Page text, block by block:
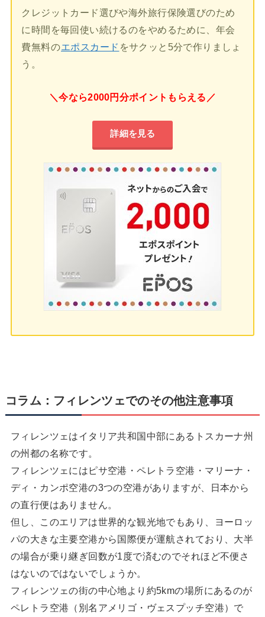
クレジットカード選びや海外旅行保険選びのため
に時間を毎回使い続けるのをやめるために、年会
費無料のエポスカード をサクッと5分で作りましょ
う。
＼今なら2000円分ポイントもらえる／
詳細を見る
コラム：フィレンツェでのその他注意事項
フィレンツェはイタリア共和国中部にあるトスカーナ州
の州都の名称です。
フィレンツェにはピサ空港・ペレトラ空港・マリーナ・
ディ・カンポ空港の3つの空港がありますが、日本から
の直行便はありません。
但し、このエリアは世界的な観光地でもあり、ヨーロッ
パの大きな主要空港から国際便が運航されており、大半
の場合が乗り継ぎ回数が1度で済むのでそれほど不便さ
はないのではないでしょうか。
フィレンツェの街の中心地より約5kmの場所にあるのが
ペレトラ空港（別名アメリゴ・ヴェスプッチ空港）で